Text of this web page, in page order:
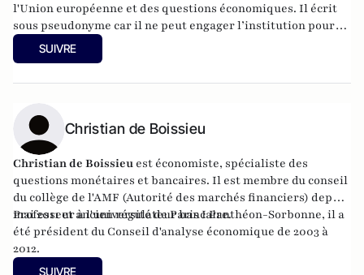
l'Union européenne et des questions économiques. Il écrit
sous pseudonyme car il ne peut engager l’institution pour
laquelle il travaille.
SUIVRE
Christian de Boissieu
Christian de Boissieu est économiste, spécialiste des
questions monétaires et bancaires. Il est membre du conseil
du collège de l'AMF (Autorité des marchés financiers) depuis
mai 2011 et ancien régulateur bancaire.
Professeur à l'université de Paris I Panthéon-Sorbonne, il a
été président du Conseil d'analyse économique de 2003 à
2012.
SUIVRE